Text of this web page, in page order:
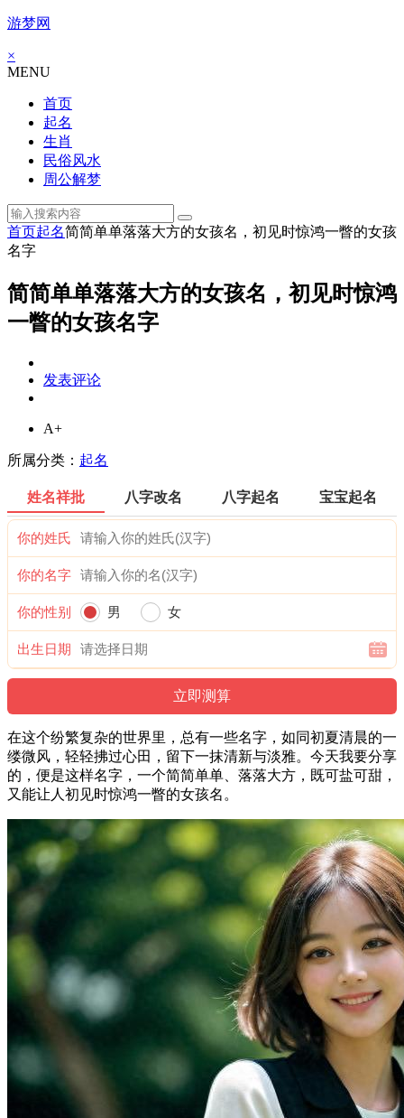
游梦网
×
MENU
首页
起名
生肖
民俗风水
周公解梦
首页起名简简单单落落大方的女孩名，初见时惊鸿一瞥的女孩
名字
简简单单落落大方的女孩名，初见时惊鸿
一瞥的女孩名字
发表评论
A+
所属分类： 起名
姓名祥批 八字改名 八字起名 宝宝起名
你的姓氏
你的名字
你的性别 男 女
出生日期
在这个纷繁复杂的世界里，总有一些名字，如同初夏清晨的一
缕微风，轻轻拂过心田，留下一抹清新与淡雅。今天我要分享
的，便是这样名字，一个简简单单、落落大方，既可盐可甜，
又能让人初见时惊鸿一瞥的女孩名。